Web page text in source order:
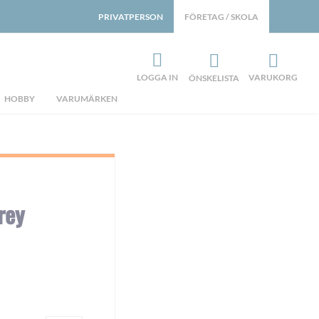
HOBBY VARUMÄRKEN
FÖRETAG / SKOLA
PRIVATPERSON
LOGGA IN ÖNSKELISTA VARUKORG